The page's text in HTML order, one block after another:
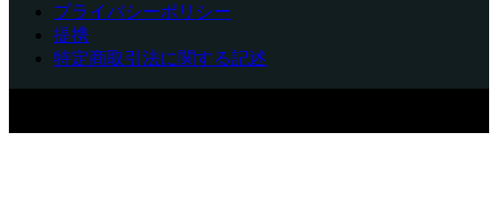
プライバシーポリシー
提携
特定商取引法に関する記述